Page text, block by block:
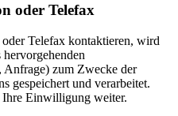
oder Telefax
Telefax kontaktieren, wird
Anfrage) zum Zwecke der
gespeichert und verarbeitet.
Ihre Einwilligung weiter.